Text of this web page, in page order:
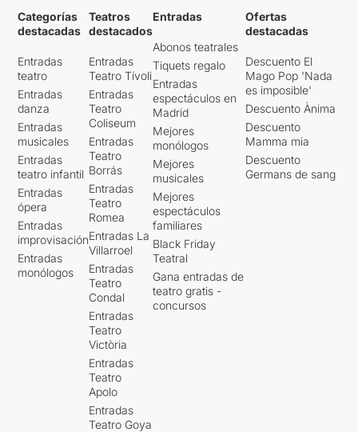
Categorías
destacadas
Entradas
teatro
Entradas
danza
Entradas
musicales
Entradas
teatro infantil
Entradas
ópera
Entradas
improvisación
Entradas
monólogos
Teatros
destacados
Entradas
Teatro Tívoli
Entradas
Teatro
Coliseum
Entradas
Teatro
Borrás
Entradas
Teatro
Romea
Entradas La
Villarroel
Entradas
Teatro
Condal
Entradas
Teatro
Victòria
Entradas
Teatro
Apolo
Entradas
Teatro Goya
Entradas
Abonos teatrales
Tiquets regalo
Entradas
espectáculos en
Madrid
Mejores
monólogos
Mejores
musicales
Mejores
espectáculos
familiares
Black Friday
Teatral
Gana entradas de
teatro gratis -
concursos
Ofertas
destacadas
Descuento El
Mago Pop 'Nada
es imposible'
Descuento Ànima
Descuento
Mamma mia
Descuento
Germans de sang